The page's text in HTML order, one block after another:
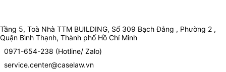
Tầng 5, Toà Nhà TTM BUILDING, Số 309 Bạch Đằng , Phường 2 ,
Quận Bình Thạnh, Thành phố Hồ Chí Minh
0971-654-238 (Hotline/ Zalo)
service.center@caselaw.vn